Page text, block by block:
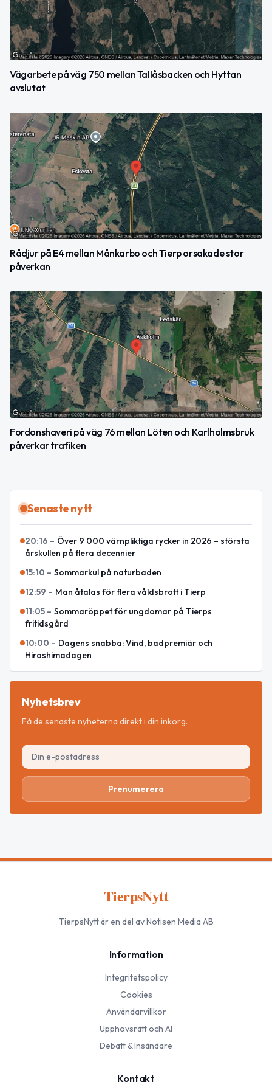
Vägarbete på väg 750 mellan Tallåsbacken och Hyttan
avslutat
Rådjur på E4 mellan Månkarbo och Tierp orsakade stor
påverkan
Fordonshaveri på väg 76 mellan Löten och Karlholmsbruk
påverkar trafiken
Senaste nytt
20:16 – Över 9 000 värnpliktiga rycker in 2026 – största
årskullen på flera decennier
15:10 – Sommarkul på naturbaden
12:59 – Man åtalas för flera våldsbrott i Tierp
11:05 – Sommaröppet för ungdomar på Tierps
fritidsgård
10:00 – Dagens snabba: Vind, badpremiär och
Hiroshimadagen
Nyhetsbrev
Få de senaste nyheterna direkt i din inkorg.
Prenumerera
TierpsNytt
TierpsNyttär en del av Notisen Media AB
Information
Integritetspolicy
Cookies
Användarvillkor
Upphovsrätt och AI
Debatt & Insändare
Kontakt